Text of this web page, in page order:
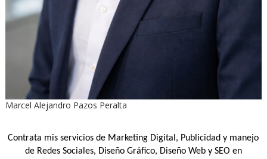
Marcel Alejandro Pazos Peralta
Contrata mis servicios de Marketing Digital, Publicidad y manejo
de Redes Sociales, Diseño Gráfico, Diseño Web y SEO en